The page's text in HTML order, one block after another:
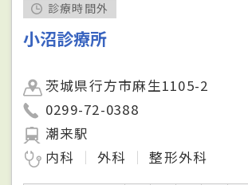
診療時間外
小沼診療所
茨城県行方市麻生1105-2
0299-72-0388
潮来駅
内科
外科 整形外科